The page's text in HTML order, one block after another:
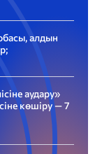
алдын
аудару»
көшіру — 7